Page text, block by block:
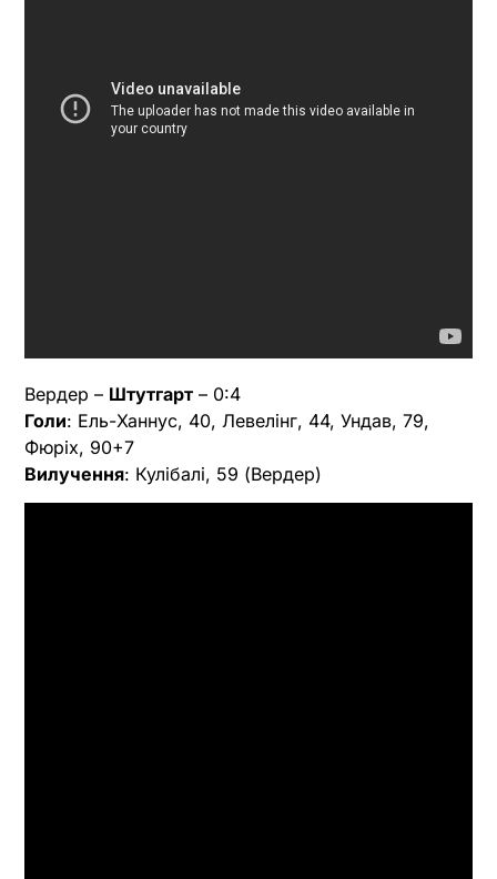
Вердер – Штутгарт – 0:4
Голи: Ель-Ханнус, 40, Левелінг, 44, Ундав, 79,
Фюріх, 90+7
Вилучення: Кулібалі, 59 (Вердер)